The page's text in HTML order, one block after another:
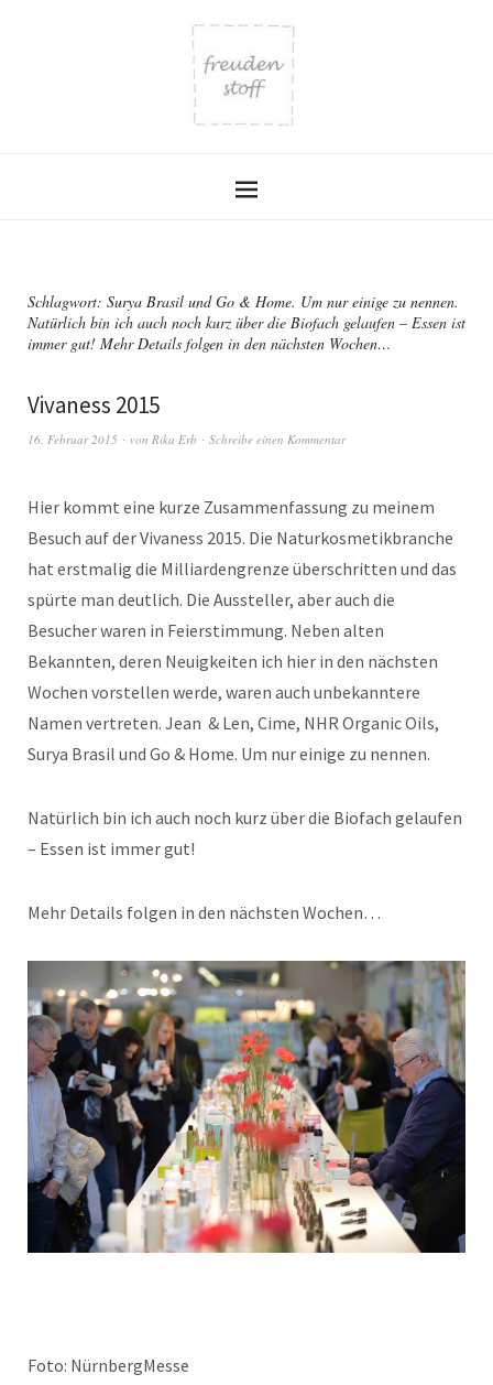
Schlagwort: Surya Brasil und Go & Home. Um nur einige zu nennen.
Natürlich bin ich auch noch kurz über die Biofach gelaufen – Essen ist
immer gut! Mehr Details folgen in den nächsten Wochen…
Vivaness 2015
16. Februar 2015 von Rika Erb Schreibe einen Kommentar
Hier kommt eine kurze Zusammenfassung zu meinem
Besuch auf der Vivaness 2015. Die Naturkosmetikbranche
hat erstmalig die Milliardengrenze überschritten und das
spürte man deutlich. Die Aussteller, aber auch die
Besucher waren in Feierstimmung. Neben alten
Bekannten, deren Neuigkeiten ich hier in den nächsten
Wochen vorstellen werde, waren auch unbekanntere
Namen vertreten. Jean & Len, Cime, NHR Organic Oils,
Surya Brasil und Go & Home. Um nur einige zu nennen.
Natürlich bin ich auch noch kurz über die Biofach gelaufen
– Essen ist immer gut!
Mehr Details folgen in den nächsten Wochen…
Foto: NürnbergMesse